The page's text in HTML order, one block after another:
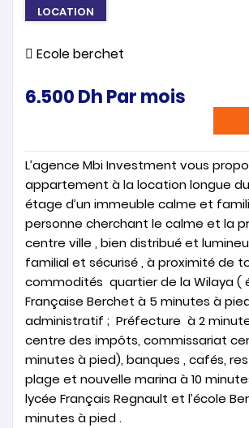
Terrains Location de Vacances
LOCATION
Ecole berchet
6.500DhPar mois
L’agence Mbi Investment vous
appartement à la location longue
étage d’un immeuble calme et
personne cherchant le calme et la
centre ville , bien distribué et
familial et sécurisé , à proximité de
commodités quartier de la Wilaya (
Française Berchet à 5 minutes à
administratif ; Préfecture à 2
centre des impôts, commissariat
minutes à pied), banques , cafés,
plage et nouvelle marina à 10
lycée Français Regnault et l’école
minutes à pied .